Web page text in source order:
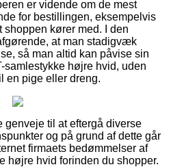
er vidende om de mest
for bestillingen, eksempelvis
shoppen kører med. I den
at man stadigvæk
så man altid kan påvise sin
højre hvid, uden
en pige eller dreng.
genveje til at eftergå diverse
og på grund af dette går
firmaets bedømmelser af
højre hvid forinden du shopper.